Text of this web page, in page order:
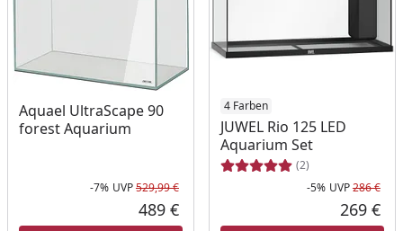
Aquael UltraScape 90
forest Aquarium
Rabatt in Prozent
-7%
Ursprünglicher Preis
UVP529,99 €
Aktueller Preis
489 €
4 Farben
JUWEL Rio 125 LED
Aquarium Set
(2)
-5% UVP286 €
269 €